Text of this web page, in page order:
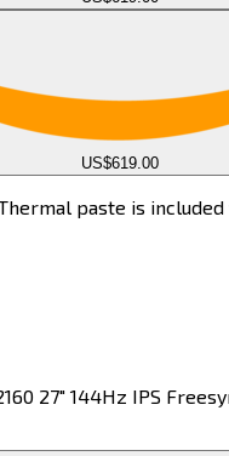
US$619.00
paste is included
27" 144Hz IPS